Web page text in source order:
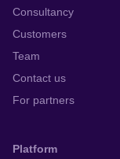
Consultancy
Customers
Team
Contact us
For partners
Platform